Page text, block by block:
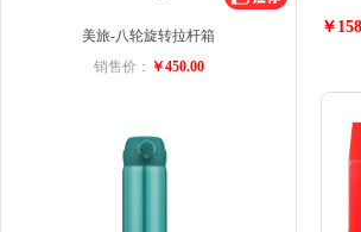
美旅-八轮旋转拉杆箱
销售价： ￥450.00
￥